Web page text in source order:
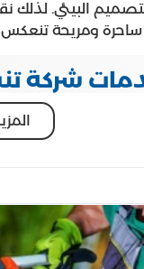
البيئي.
ساحرة ومريحة تنعكس
شركة
مبتكرة وتصاميم
والشلالات
الأثاث
والعناية
دورية للحفاظ على